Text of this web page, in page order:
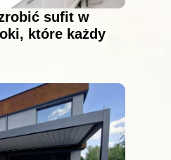
sufit w
które każdy